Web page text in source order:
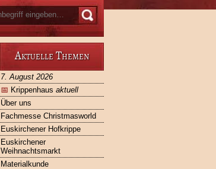
Aktuelle Themen
7. August 2026
📅 Krippenhaus aktuell
Über uns
Fachmesse Christmasworld
Euskirchener Hofkrippe
Euskirchener
Weihnachtsmarkt
Materialkunde